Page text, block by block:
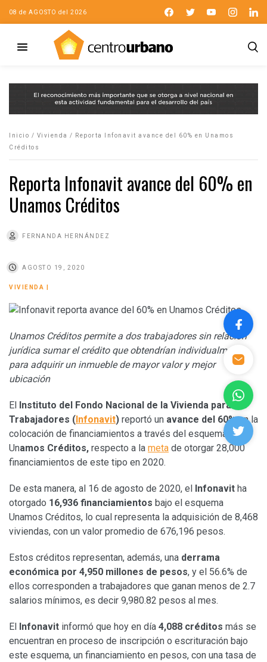
08 de AGOSTO del 2026
Inicio / Vivienda /
Reporta Infonavit avance del 60% en Unamos
Créditos
Reporta Infonavit avance del 60% en
Unamos Créditos
FERNANDA HERNÁNDEZ
AGOSTO 19, 2020
VIVIENDA
Unamos Créditos permite a dos trabajadores sin relación
jurídica sumar el crédito que obtendrían individualmente,
para adquirir un inmueble de mayor valor y mejor
ubicación
El Instituto del Fondo Nacional de la Vivienda para los
Trabajadores (Infonavit) reportó un avance del 60%en la
colocación de financiamientos a través del esquema
Unamos Créditos, respecto a la meta de otorgar 28,000
financiamientos de este tipo en 2020.
De esta manera, al 16 de agosto de 2020, el Infonavit ha
otorgado 16,936 financiamientos bajo el esquema
Unamos Créditos, lo cual representa la adquisición de 8,468
viviendas, con un valor promedio de 676,196 pesos.
Estos créditos representan, además, una derrama
económica por 4,950 millones de pesos, y el 56.6% de
ellos corresponden a trabajadores que ganan menos de 2.7
salarios mínimos, es decir 9,980.82 pesos al mes.
El Infonavit informó que hoy en día 4,088 créditos más se
encuentran en proceso de inscripción o escrituración bajo
este esquema, un financiamiento en pesos, con una tasa de